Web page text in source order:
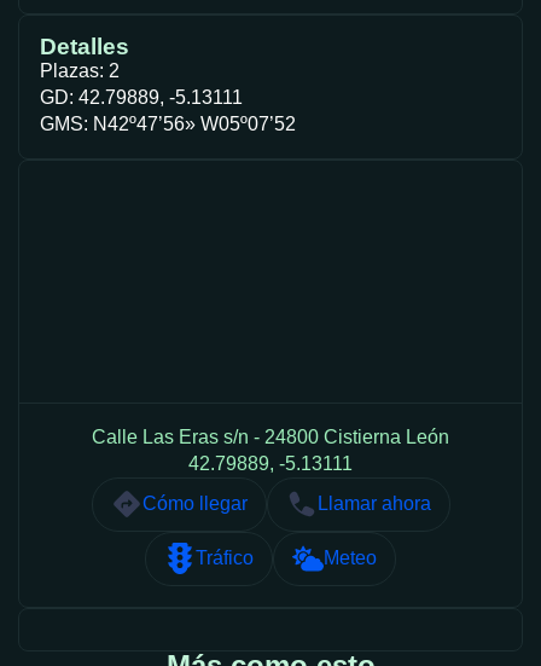
Detalles
Plazas: 2
GD: 42.79889, -5.13111
GMS: N42º47’56» W05º07’52
Calle Las Eras s/n - 24800 Cistierna León
42.79889, -5.13111
Cómo llegar
Llamar ahora
Tráfico Meteo